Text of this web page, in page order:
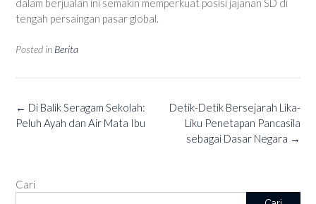
dalam berjualan ini semakin memperkuat posisi jajanan SD di
tengah persaingan pasar global.
Posted in Berita
Post
navigation
Detik-Detik Bersejarah Lika-
Liku Penetapan Pancasila
sebagai Dasar Negara →
← Di Balik Seragam Sekolah:
Peluh Ayah dan Air Mata Ibu
Cari